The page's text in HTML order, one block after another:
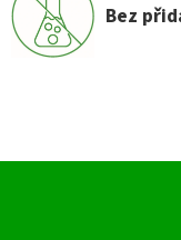
Bez